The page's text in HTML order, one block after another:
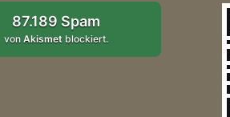
87.189 Spam
vonAkismet blockiert.